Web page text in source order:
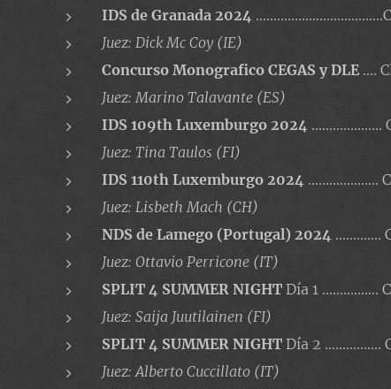
IDS de Granada 2024
Juez: Dick Mc Coy (IE)
Concurso Monografico CEGAS y DLE ....
Juez: Marino Talavante (ES)
IDS 109th Luxemburgo 2024
Juez: Tina Taulos (FI)
IDS 110th Luxemburgo 2024 ....................
Juez: Lisbeth Mach (CH)
NDS de Lamego (Portugal) 2024 .............
Juez: Ottavio Perricone (IT)
SPLIT 4 SUMMER NIGHT Día 1 ................
Juez: Saija Juutilainen (FI)
SPLIT 4 SUMMER NIGHT Día 2 ................
Juez: Alberto Cuccillato (IT)